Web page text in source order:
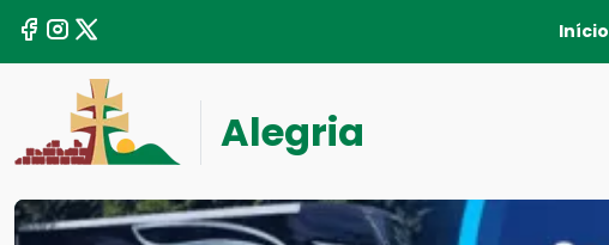
Início
Alegria